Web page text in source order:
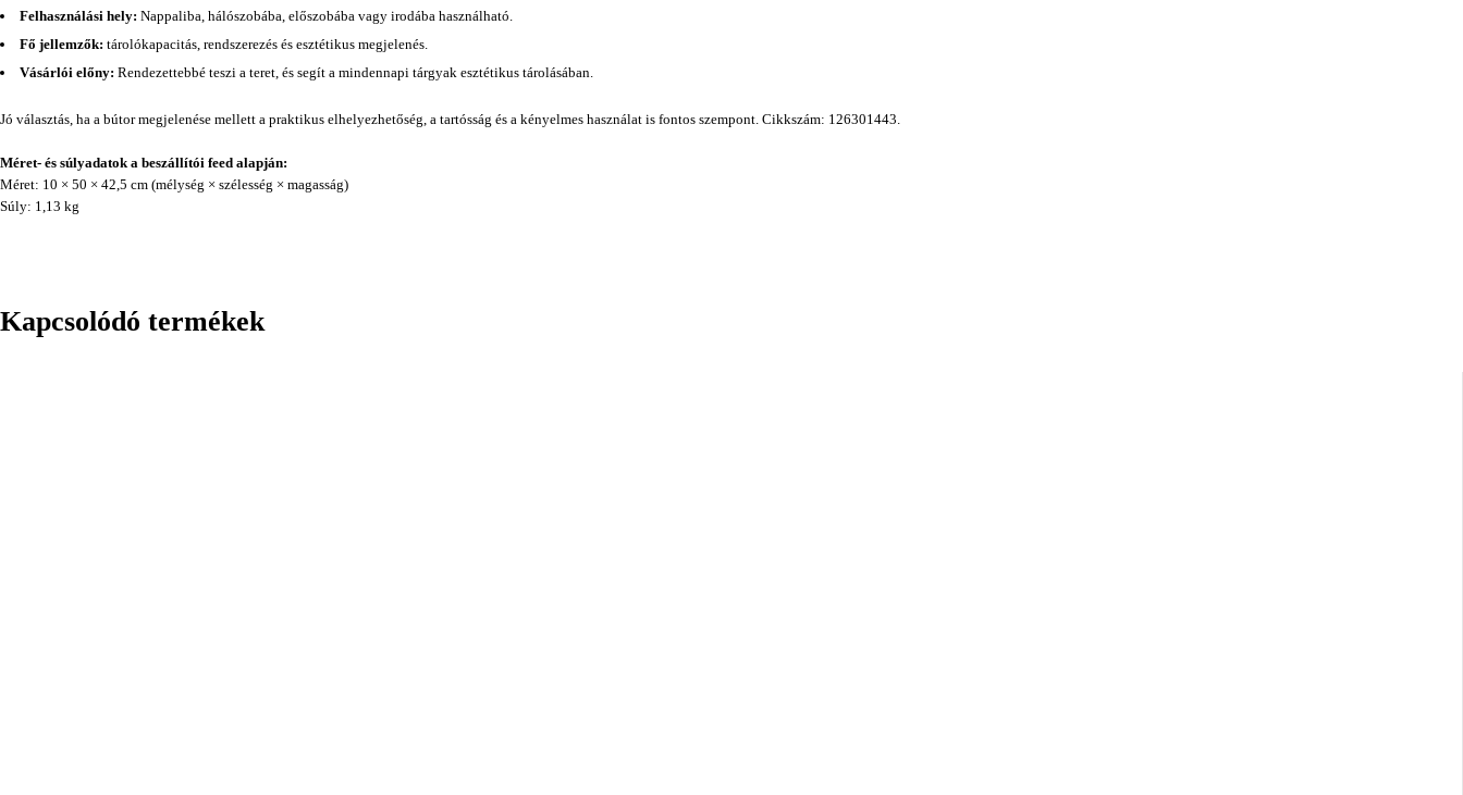
Felhasználási hely: Nappaliba, hálószobába, előszobába vagy irodába használható.
Fő jellemzők: tárolókapacitás, rendszerezés és esztétikus megjelenés.
Vásárlói előny: Rendezettebbé teszi a teret, és segít a mindennapi tárgyak esztétikus tárolásában.
Jó választás, ha a bútor megjelenése mellett a praktikus elhelyezhetőség, a tartósság és a kényelmes használat is fontos szempont. Cikkszám: 126301443.
Méret- és súlyadatok a beszállítói feed alapján:
Méret: 10 × 50 × 42,5 cm (mélység × szélesség × magasság)
Súly: 1,13 kg
Kapcsolódó termékek